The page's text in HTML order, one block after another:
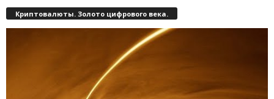
Криптовалюты. Золото цифрового века.